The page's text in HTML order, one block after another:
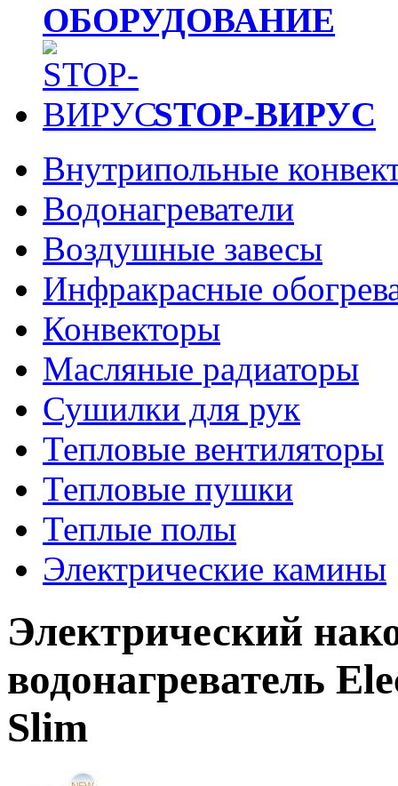
ОБОРУДОВАНИЕ
STOP-ВИРУС
Внутрипольные
Водонагреватели
Воздушные завесы
Инфракрасные
Конвекторы
Масляные радиаторы
Сушилки для рук
Тепловые вентиляторы
Тепловые пушки
Теплые полы
Электрические камины
Электрический
водонагреватель
Slim